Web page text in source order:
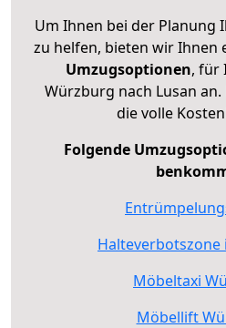
Um Ihnen bei der Planung
zu helfen, bieten wir Ihnen
Umzugsoptionen, für
Würzburg nach Lusan
die volle
Folgende
Möbeltaxi
Möbellift